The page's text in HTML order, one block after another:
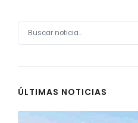
ÚLTIMAS NOTICIAS